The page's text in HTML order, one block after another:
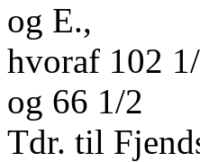
og E.,
hvoraf 102
og 66 1/2
Tdr. til